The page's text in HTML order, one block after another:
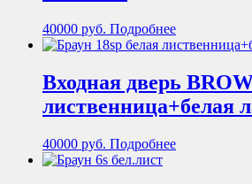
40000 руб. Подробнее
Входная дверь
лиственница+белая
40000 руб. Подробнее